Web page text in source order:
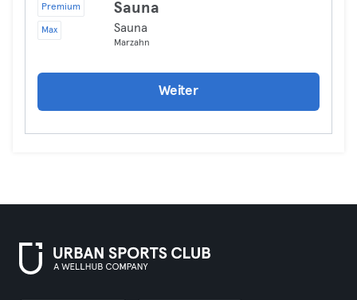
Premium
Max
Sauna
Sauna
Marzahn
Weiter